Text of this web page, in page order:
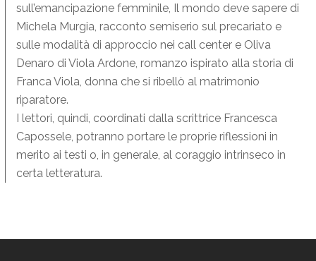
sull’emancipazione femminile, Il mondo deve sapere di
Michela Murgia, racconto semiserio sul precariato e
sulle modalità di approccio nei call center e Oliva
Denaro di Viola Ardone, romanzo ispirato alla storia di
Franca Viola, donna che si ribellò al matrimonio
riparatore.
I lettori, quindi, coordinati dalla scrittrice Francesca
Capossele, potranno portare le proprie riflessioni in
merito ai testi o, in generale, al coraggio intrinseco in
certa letteratura.